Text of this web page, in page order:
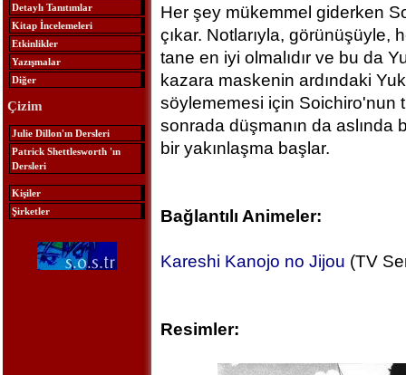
Detaylı Tanıtımlar
Kitap İncelemeleri
Etkinlikler
Yazışmalar
Diğer
Çizim
Julie Dillon'ın Dersleri
Patrick Shettlesworth 'ın
Dersleri
Kişiler
Şirketler
Her şey mükemmel giderken
çıkar. Notlarıyla, görünüşüyle,
tane en iyi olmalıdır ve bu da
kazara maskenin ardındaki
söylememesi için Soichiro'nun
sonrada düşmanın da aslında
bir yakınlaşma başlar.
Bağlantılı Animeler:
Kareshi Kanojo no Jijou (TV
Resimler: